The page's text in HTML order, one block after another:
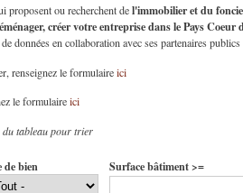
proposent ou recherchent del'immobilier et du
créer votre entreprise dans le Pays
données en collaboration avec ses partenaires
renseignez le formulaireici
le formulaireici
du tableau pour trier
de bien Surface bâtiment >=